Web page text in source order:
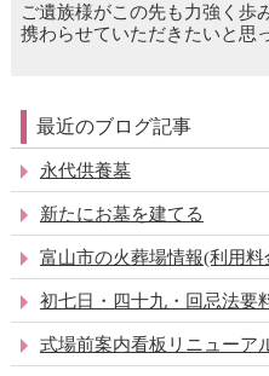
ご遺族様がこの先も力強く歩
携わらせていただきたいと思
最近のブログ記事
永代供養墓
新たにお墓を建てる
富山市の火葬場情報(利用
初七日・四十九・回忌法
式場前案内看板リニューア